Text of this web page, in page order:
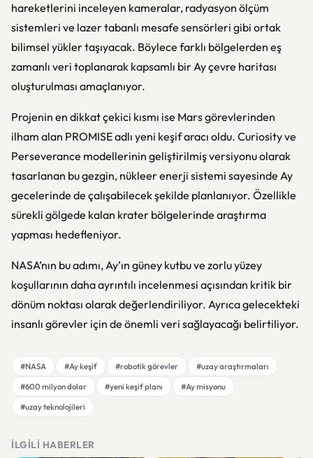
hareketlerini inceleyen kameralar, radyasyon ölçüm
sistemleri ve lazer tabanlı mesafe sensörleri gibi ortak
bilimsel yükler taşıyacak. Böylece farklı bölgelerden eş
zamanlı veri toplanarak kapsamlı bir Ay çevre haritası
oluşturulması amaçlanıyor.
Projenin en dikkat çekici kısmı ise Mars görevlerinden
ilham alan PROMISE adlı yeni keşif aracı oldu. Curiosity ve
Perseverance modellerinin geliştirilmiş versiyonu olarak
tasarlanan bu gezgin, nükleer enerji sistemi sayesinde Ay
gecelerinde de çalışabilecek şekilde planlanıyor. Özellikle
sürekli gölgede kalan krater bölgelerinde araştırma
yapması hedefleniyor.
NASA’nın bu adımı, Ay’ın güney kutbu ve zorlu yüzey
koşullarının daha ayrıntılı incelenmesi açısından kritik bir
dönüm noktası olarak değerlendiriliyor. Ayrıca gelecekteki
insanlı görevler için de önemli veri sağlayacağı belirtiliyor.
#NASA #Ay keşif #robotik görevler
#uzay araştırmaları
#600 milyon dolar
#yeni keşif planı
#Ay misyonu
#uzay teknolojileri
İLGILI HABERLER